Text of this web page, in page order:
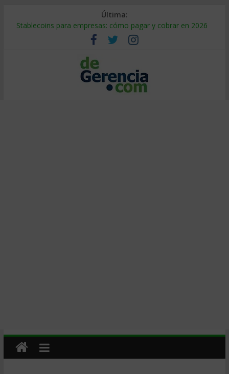
Última:
Stablecoins para empresas: cómo pagar y cobrar en 2026
Despido silencioso: qué es y por qué sale tan caro
IA en selección de personal: cómo auditarla a tiempo
Trabajo forzoso en la cadena de suministro: qué hacer
Mercado hispano de EE. UU.: cómo segmentarlo y venderle